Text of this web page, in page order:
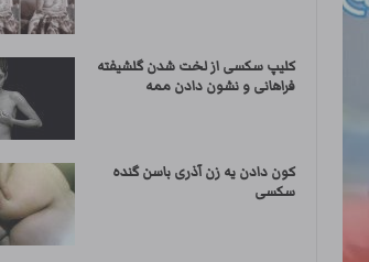
کلیپ سکسی از لخت شدن گلشیفته
فراهانی و نشون دادن ممه
کون دادن یه زن آذری باسن گنده
سکسی